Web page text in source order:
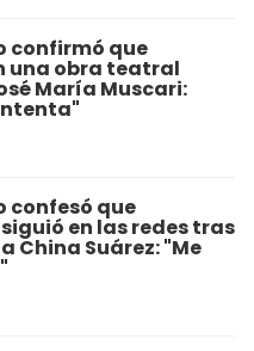
confirmó que
una obra teatral
María Muscari:
confesó que
en las redes tras
China Suárez: "Me